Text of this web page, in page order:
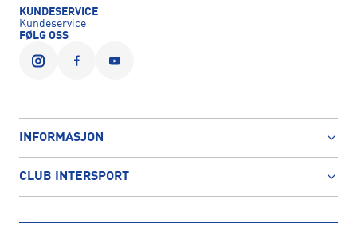
KUNDESERVICE
Kundeservice
FØLG OSS
INFORMASJON
CLUB INTERSPORT